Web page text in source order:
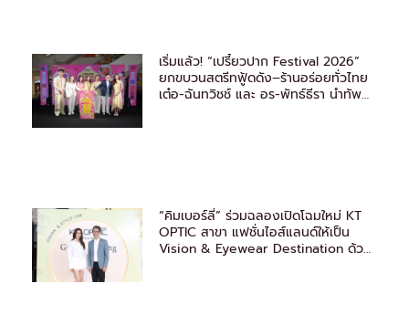
เริ่มแล้ว! “เปรี้ยวปาก Festival 2026”
ยกขบวนสตรีทฟู้ดดัง–ร้านอร่อยทั่วไทย
เต๋อ-ฉันทวิชช์ และ อร-พัทธ์ธีรา นำทัพ
“คิมเบอร์ลี่” ร่วมฉลองเปิดโฉมใหม่ KT
OPTIC สาขา แฟชั่นไอส์แลนด์ให้เป็น
Vision & Eyewear Destination ด้วย